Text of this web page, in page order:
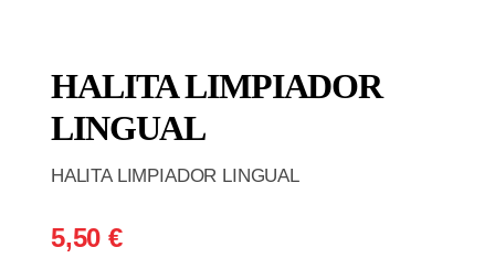
HALITA LIMPIADOR
LINGUAL
HALITA LIMPIADOR LINGUAL
5,50 €